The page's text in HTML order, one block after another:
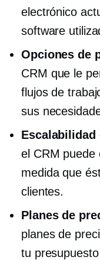
electrónico
software
Opciones de
CRM que le
flujos de
sus
Escalabilidad
el CRM puede
medida que
clientes.
Planes de
planes de
tu